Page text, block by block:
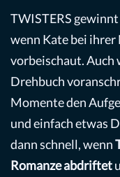
TWISTERS
wenn Kate bei
vorbeischaut. Auch
Drehbuch
Momente den
und einfach etwas
dann schnell, wenn
Romanze abdriftet